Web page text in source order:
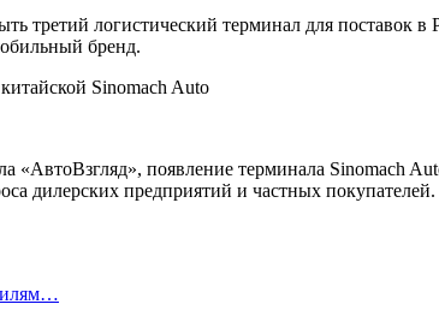
третий логистический терминал для
бренд.
«АвтоВзгляд», появление терминала Sinomach
дилерских предприятий и частных